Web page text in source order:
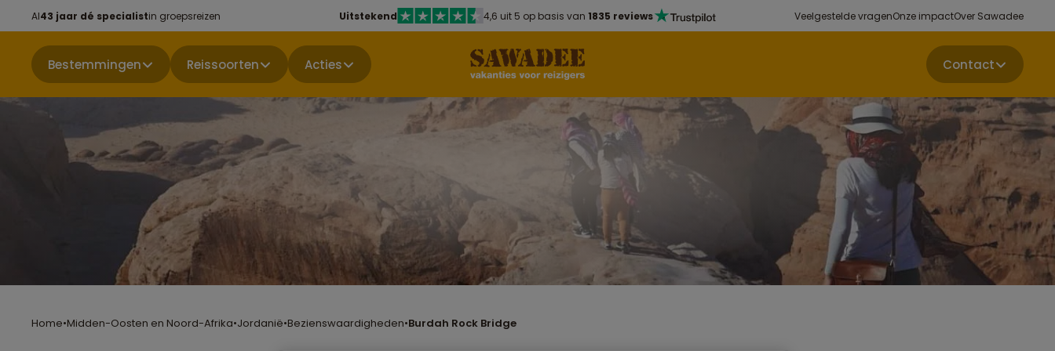
Al43 jaar dé specialistin groepsreizen Uitstekend 4,6 uit 5 op basis van 1835 reviews Veelgestelde vragenOnze impactOver Sawadee
Bestemmingen Reissoorten Acties Contact
Home•Midden-Oosten en Noord-Afrika•Jordanië•Bezienswaardigheden•Burdah Rock Bridge